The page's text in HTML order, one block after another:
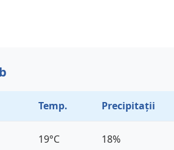
Temp. Precipitații
19°C 18%